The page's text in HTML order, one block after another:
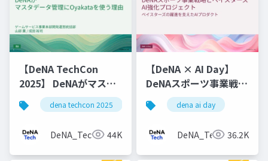
【DeNA TechCon
2025】 DeNAがマスタ
データ管理にOyakata
を使う理由
dena techcon 2025
DeNA_Tech 44K
【DeNA × AI Day】
DeNAスポーツ事業戦略
とベイスターズAI強化
プロジェクト
dena ai day
DeNA_Tech 36.2K